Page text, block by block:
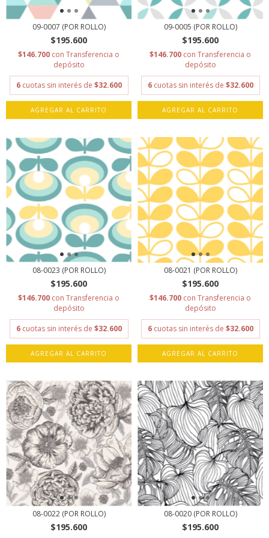
09-0007 (POR ROLLO)
$195.600
$146.700 con Transferencia o
depósito
6 cuotas sin interés de $32.600
AGREGAR AL CARRITO
09-0005 (POR ROLLO)
$195.600
$146.700 con Transferencia o
depósito
6 cuotas sin interés de $32.600
AGREGAR AL CARRITO
08-0023 (POR ROLLO)
$195.600
$146.700 con Transferencia o
depósito
6 cuotas sin interés de $32.600
AGREGAR AL CARRITO
08-0021 (POR ROLLO)
$195.600
$146.700 con Transferencia o
depósito
6 cuotas sin interés de $32.600
AGREGAR AL CARRITO
08-0022 (POR ROLLO)
$195.600
08-0020 (POR ROLLO)
$195.600